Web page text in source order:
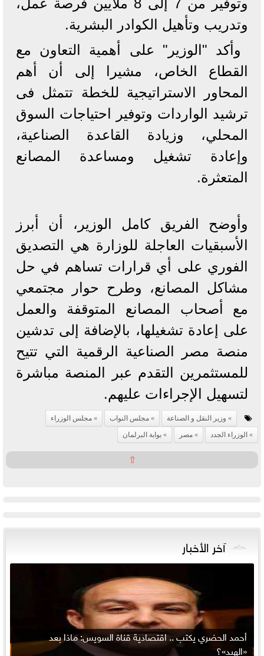
وتدريب وتأهيل الكوادر البشرية.
وأكد "الوزير" على أهمية التعاون مع
القطاع الخاص، مشيرا إلى أن أهم
المحاور الاستراتيجية للخطة تتمثل فى
ترشيد الواردات وتوفير احتياجات السوق
المحلي، وزيادة القاعدة الصناعية،
وإعادة تشغيل ومساعدة المصانع
المتعثرة.
وأوضح الفريق كامل الوزير، أن أبرز
الأسبقيات العاجلة للوزارة هي التصديق
الفوري على أي قرارات تساهم في حل
مشاكل المصانع، وطرح حوار مجتمعي
مع أصحاب المصانع المتوقفة والعمل
على إعادة تشغيلها، بالإضافة إلى تدشين
منصة مصر الصناعية الرقمية التي تتيح
للمستثمرين التقدم عبر المنصة مباشرة
لتسهيل الإجراءات عليهم.
وزير النقل و الصناعة مجلس النواب
مجلس الوزراء
الوزراء الجدد
مصر بوابة البرلمان
⇧
آخر الأخبار
أحمد الحضري يكتب .. اقتصادية قناة السويس: ماذا بعد
«الهبد»؟